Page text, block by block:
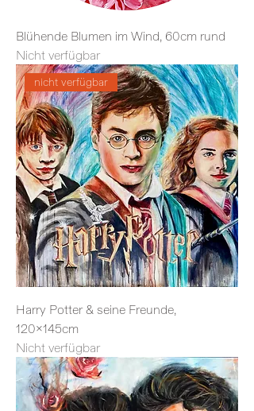
Blühende Blumen im Wind, 60cm rund
Nicht verfügbar
nicht verfügbar
Harry Potter & seine Freunde,
120x145cm
Nicht verfügbar